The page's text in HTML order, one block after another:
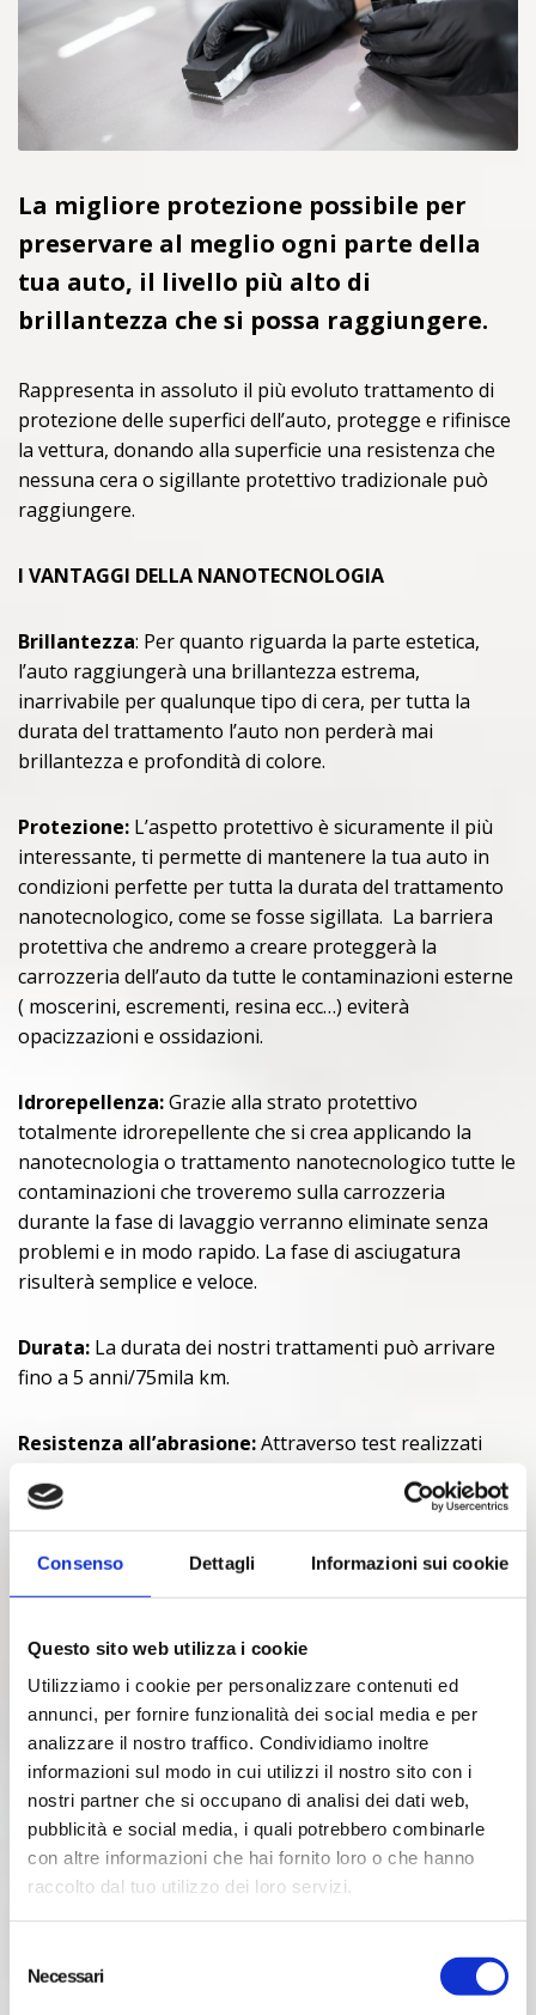
Consenso Dettagli Informazioni sui cookie
Questo sito web utilizza i cookie
Utilizziamo i cookie per personalizzare contenuti ed
annunci, per fornire funzionalità dei social media e per
analizzare il nostro traffico. Condividiamo inoltre
informazioni sul modo in cui utilizzi il nostro sito con i
nostri partner che si occupano di analisi dei dati web,
pubblicità e social media, i quali potrebbero combinarle
con altre informazioni che hai fornito loro o che hanno
raccolto dal tuo utilizzo dei loro servizi.
Necessari
La migliore protezione possibile per
preservare al meglio ogni parte della
tua auto, il livello più alto di
brillantezza che si possa raggiungere.
Rappresenta in assoluto il più evoluto trattamento di
protezione delle superfici dell’auto, protegge e rifinisce
la vettura, donando alla superficie una resistenza che
nessuna cera o sigillante protettivo tradizionale può
raggiungere.
I VANTAGGI DELLA NANOTECNOLOGIA
Brillantezza: Per quanto riguarda la parte estetica,
l’auto raggiungerà una brillantezza estrema,
inarrivabile per qualunque tipo di cera, per tutta la
durata del trattamento l’auto non perderà mai
brillantezza e profondità di colore.
Protezione: L’aspetto protettivo è sicuramente il più
interessante, ti permette di mantenere la tua auto in
condizioni perfette per tutta la durata del trattamento
nanotecnologico, come se fosse sigillata. La barriera
protettiva che andremo a creare proteggerà la
carrozzeria dell’auto da tutte le contaminazioni esterne
( moscerini, escrementi, resina ecc…) eviterà
opacizzazioni e ossidazioni.
Idrorepellenza:Grazie alla strato protettivo
totalmente idrorepellente che si crea applicando la
nanotecnologia o trattamento nanotecnologico tutte le
contaminazioni che troveremo sulla carrozzeria
durante la fase di lavaggio verranno eliminate senza
problemi e in modo rapido. La fase di asciugatura
risulterà semplice e veloce.
Durata: La durata dei nostri trattamenti può arrivare
fino a 5 anni/75mila km.
Resistenza all’abrasione:Attraverso test realizzati
presso laboratori esterni, che replicano un lavaggio
presso un autolavaggio automatico è emerso che
garantisce il doppio della resistenza all’abrasione
rispetto ad una superficie non trattata.
scivoleranno via dalla carrozzeria senza lasciare
traccia).
Incredibile brillantezza e profondità del colore.
Proprietà antimacchia
Protezione di lunga durata:da 3 a 5 anni.
Protezione Totale dalle Contaminazioni (ferro,
moscerini, escrementi, ecc…).
Prima dell’applicazione di un protettivo